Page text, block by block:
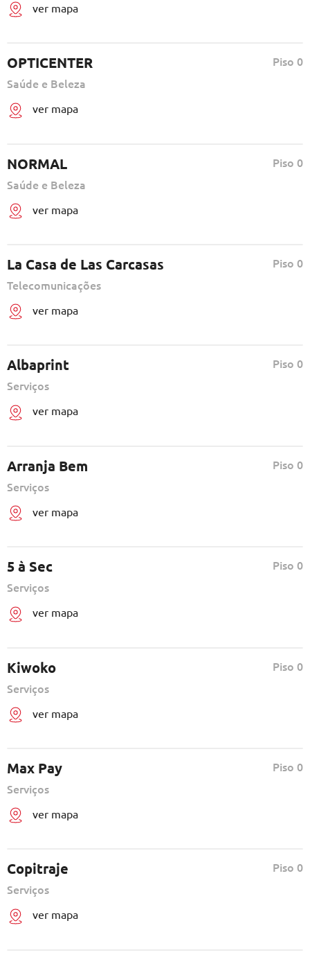
ver mapa
OPTICENTER
Piso 0
Saúde e Beleza
ver mapa
NORMAL
Piso 0
Saúde e Beleza
ver mapa
La Casa de Las Carcasas
Piso 0
Telecomunicações
ver mapa
Albaprint
Piso 0
Serviços
ver mapa
Arranja Bem
Piso 0
Serviços
ver mapa
5 à Sec
Piso 0
Serviços
ver mapa
Kiwoko
Piso 0
Serviços
ver mapa
Max Pay
Piso 0
Serviços
ver mapa
Copitraje
Piso 0
Serviços
ver mapa